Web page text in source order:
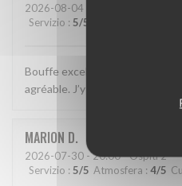
2026-08-04
Servizio : 5/5
Bouffe excellente, décor
agréable. J’y retournerai!
MARION D
2026-07-30 - 20:00 - Ospiti 2
Servizio : 5/5 Atmosfera : 4/5